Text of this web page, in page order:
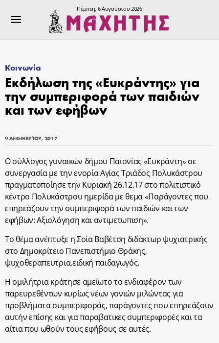
Πέμπτη, 6 Αυγούστου 2026
Κοινωνία
Εκδήλωση της «Ευκράντης» για
την συμπεριφορά των παιδιών
και των εφήβων
9 ΔΕΚΕΜΒΡΊΟΥ, 2017
Ο σύλλογος γυναικών δήμου Παιονίας «Ευκράντη» σε
συνεργασία με την ενορία Αγίας Τριάδος Πολυκάστρου
πραγματοποίησε την Κυριακή 26.12.17 στο πολιτιστικό
κέντρο Πολυκάστρου ημερίδα με θεμα «Παράγοντες που
επηρεάζουν την συμπεριφορά των παιδιών και των
εφήβων: Αξιολόγηση και αντιμετωπιση».
Το θέμα ανέπτυξε η Σοία Βαβέτση διδάκτωρ ψυχιατρικής
στο Δημοκρίτειο Πανεπιστήμιο Θράκης,
ψυχοθεραπευτρια,ειδική παιδαγωγός.
Η ομιλήτρια κράτησε αμείωτο το ενδιαφέρον των
παρευρεθέντων κυρίως νέων γονιών μιλώντας για
προβλήματα συμπεριφοράς, παράγοντες που επηρεάζουν
αυτήν επίσης και για παραβατικες συμπεριφορές και τα
αίτια που ωθούν τους εφήβους σε αυτές.